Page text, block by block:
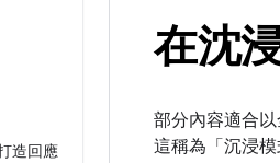
造回應
在沈
部分內容適合
這稱為「沉浸模